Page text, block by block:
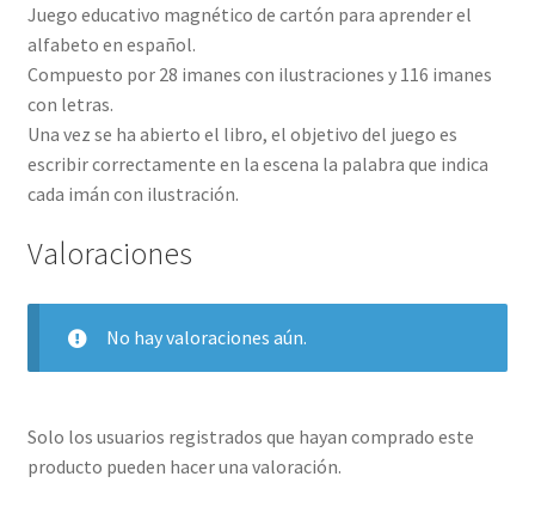
Juego educativo magnético de cartón para aprender el
alfabeto en español.
Compuesto por 28 imanes con ilustraciones y 116 imanes
con letras.
Una vez se ha abierto el libro, el objetivo del juego es
escribir correctamente en la escena la palabra que indica
cada imán con ilustración.
Valoraciones
No hay valoraciones aún.
Solo los usuarios registrados que hayan comprado este
producto pueden hacer una valoración.